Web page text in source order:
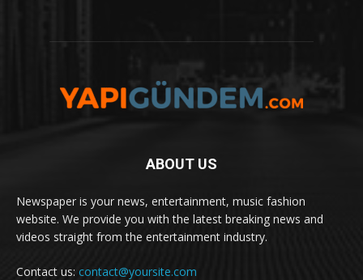
ABOUT US
Newspaper is your news, entertainment, music fashion
website. We provide you with the latest breaking news and
videos straight from the entertainment industry.
Contact us: contact@yoursite.com